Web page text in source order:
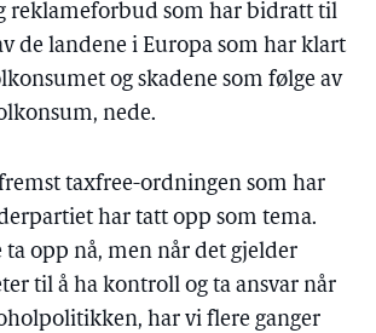
reklameforbud som har bidratt til
de landene i Europa som har klart
og skadene som følge av
nede.
taxfree-ordningen som har
har tatt opp som tema.
ta opp nå, men når det gjelder
til å ha kontroll og ta ansvar når
har vi flere ganger